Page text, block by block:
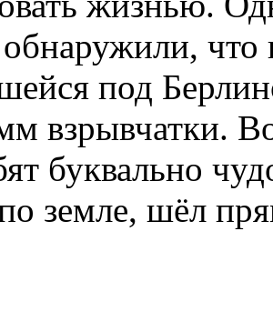
что
под
взрывчатки.
буквально
земле, шёл